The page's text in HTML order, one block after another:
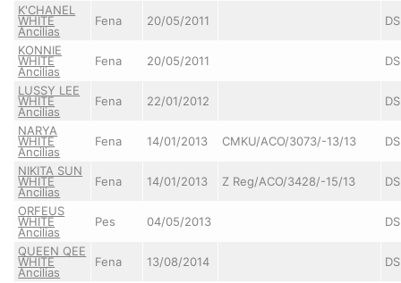
K'CHANEL
WHITE
Ancilias
Fena 20/05/2011 DS
KONNIE
WHITE
Ancilias
Fena 20/05/2011 DS
LUSSY LEE
WHITE
Ancilias
Fena 22/01/2012 DS
NARYA
WHITE
Ancilias
Fena 14/01/2013 CMKU/ACO/3073/-13/13 DS
NIKITA SUN
WHITE
Ancilias
Fena 14/01/2013 Z Reg/ACO/3428/-15/13 DS
ORFEUS
WHITE
Ancilias
Pes 04/05/2013 DS
QUEEN QEE
WHITE
Ancilias
Fena 13/08/2014 DS